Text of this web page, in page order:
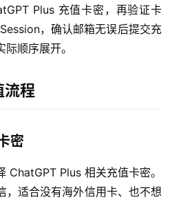
Plus 充值卡密，再验证卡
，确认邮箱无误后提交充
顺序展开。
流程
密
ChatGPT Plus 相关充值卡密。
，适合没有海外信用卡、也不想